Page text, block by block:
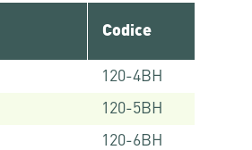
Codice
120-4BH
120-5BH
120-6BH